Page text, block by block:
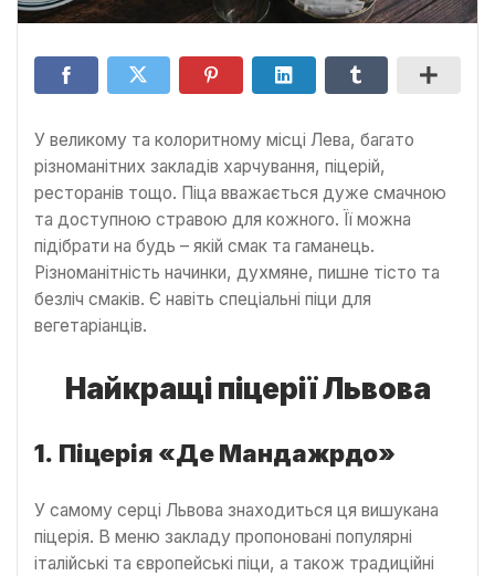
У великому та колоритному місці Лева, багато
різноманітних закладів харчування, піцерій,
ресторанів тощо. Піца вважається дуже смачною
та доступною стравою для кожного. Її можна
підібрати на будь – якій смак та гаманець.
Різноманітність начинки, духмяне, пишне тісто та
безліч смаків. Є навіть спеціальні піци для
вегетаріанців.
Найкращі піцерії Львова
1. Піцерія «Де Мандажрдо»
У самому серці Львова знаходиться ця вишукана
піцерія. В меню закладу пропоновані популярні
італійські та європейські піци, а також традиційні